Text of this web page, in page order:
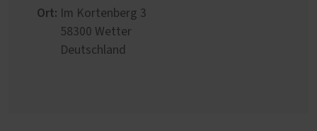
Ort:
Im Kortenberg 3
58300 Wetter
Deutschland